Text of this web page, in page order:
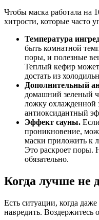
Чтобы маска работала на
хитрости, которые часто
Температура
быть комнатной
поры, и полезные
Теплый кефир
достать из
Дополнительный
домашний зеленый
ложку охлажденной
антиоксидантный
Эффект сауны.
проникновение,
маски приложить к
Это раскроет поры.
обязательно.
Когда лучше не
Есть ситуации, когда
навредить. Воздержитесь